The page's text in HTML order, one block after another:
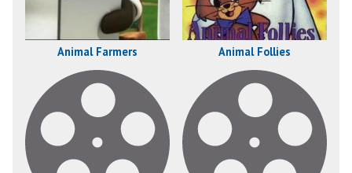
Animal Farmers Animal Follies